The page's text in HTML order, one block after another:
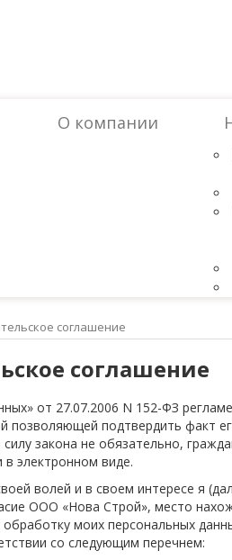
O компании
соглашение
соглашение
от 27.07.2006 N 152-ФЗ
позволяющей подтвердить факт
силу закона не обязательно,
электронном виде.
волей и в своем интересе я
ООО «Нова Строй», место
моих персональных
со следующим перечнем: